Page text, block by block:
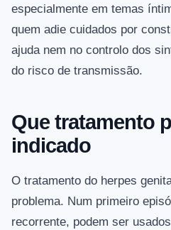
especialmente em temas
quem adie cuidados por
ajuda nem no controlo dos
do risco de transmissão.
Que tratamento
indicado
O tratamento do herpes
problema. Num primeiro
recorrente, podem ser